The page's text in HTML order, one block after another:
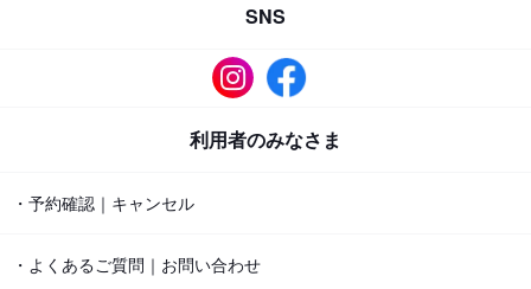
SNS
利用者のみなさま
・予約確認｜キャンセル
・よくあるご質問｜お問い合わせ